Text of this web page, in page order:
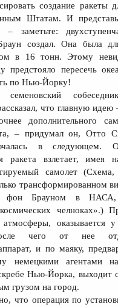
создание ракеты
Штатам. И
– заметьте:
создал. Она была
в 16 тонн. Этому
предстояло пересечь
по Нью-Йорку!
что главную идею
дополнительного
– придумал он, Отто
в следующем.
ракета взлетает, имея
самолет (Схема,
трансформированном
фон Брауном в
челноках».)
оказывается у
чего от нее
и по маяку,
немецкими агентами
Нью-Йорка, выходит
грузом на город.
что операция по